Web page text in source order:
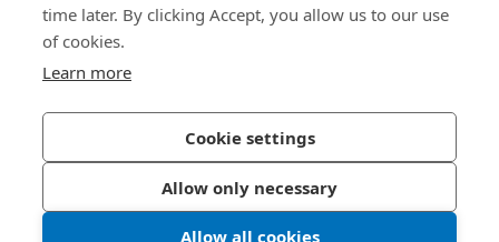
time later. By clicking Accept, you allow us to our use
of cookies.
Learn more
Cookie settings
Allow only necessary
Allow all cookies
14, rue des Tuileries
67460 Souffelweyersheim
Politique de confidentialité